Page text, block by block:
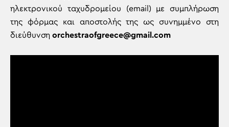
ηλεκτρονικού ταχυδρομείου (email) με συμπλήρωση
της φόρμας και αποστολής της ως συνημμένο στη
διεύθυνση orchestraofgreece@gmail.com